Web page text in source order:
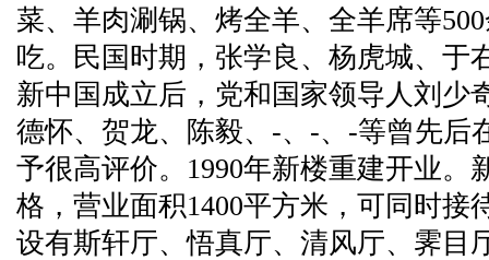
菜、羊肉涮锅、烤全羊、全羊席等
吃。民国时期，张学良、杨虎城、于
新中国成立后，党和国家领导人刘少
德怀、贺龙、陈毅、-、-、-等曾先后
予很高评价。1990年新楼重建开业。
格，营业面积1400平方米，可同时接
设有斯轩厅、悟真厅、清风厅、霁目